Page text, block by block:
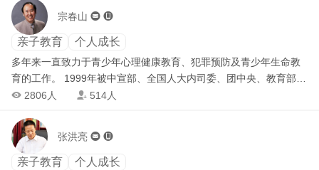
推出，即在全社会产生广泛影响。 （3）主编及编著的《我们是这
样教育孩子的》《超薄学习》，2001年及2003年分别被选作为全国
妇联活动用书。 （4）策划及参与中央电视台等各类电视节目百余
场，应邀担任全国及各省市“杰出母亲”评委十余次，组织各类母亲教
育报告会数千场。 （5）由于在母亲教育研究及普及方面的突出贡
献成绩，2001年入选《中国青年》“可能影响21世纪中国的100位青
宗春山  
亲子教育 个人成长
多年来一直致力于青少年心理健康教育、犯罪预防及青少年生命教
育的工作。 1999年被中宣部、全国人大内司委、团中央、教育部、
司法部授予首批“中国保护未成年人优秀公民”荣誉称号，2002年被
宣部、教育部、中国科协等部委联合授予中国青少年社会教育“银杏
奖”突出贡献奖；2007年获得首都精神文明建设奖,2008年获“青少年
研究事业突出贡献奖”荣誉称号；2008年北京市十大志愿者2009年
 2806人 514人
张洪亮  
亲子教育 个人成长